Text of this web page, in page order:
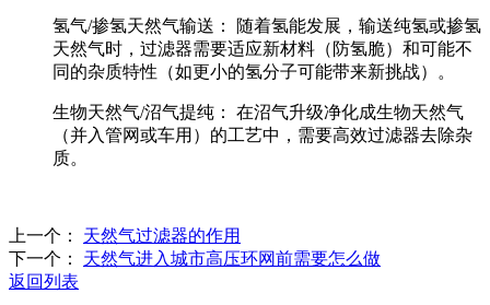
‌氢气/掺氢天然气输送：‌ 随着氢能发展，输送纯氢或掺氢
天然气时，过滤器需要适应新材料（防氢脆）和可能不
同的杂质特性（如更小的氢分子可能带来新挑战）。
‌生物天然气/沼气提纯：‌ 在沼气升级净化成生物天然气
（并入管网或车用）的工艺中，需要高效过滤器去除杂
质。
上一个：
天然气过滤器的作用
下一个：
天然气进入城市高压环网前需要怎么做
返回列表